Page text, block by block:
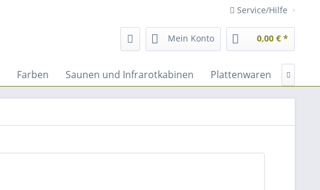
Service/Hilfe
Mein Konto 0,00 € *
Farben Saunen und Infrarotkabinen Plattenwaren 